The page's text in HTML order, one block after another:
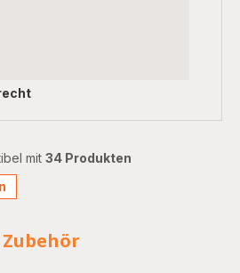
mit 34 Produkten
Zubehör